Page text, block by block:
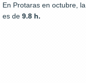
En Protaras en octubre,
es de 9.8 h.